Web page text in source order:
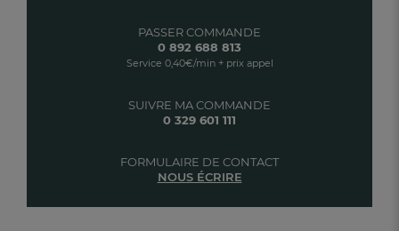
SUIVRE MA COMMANDE
0 329 601 111
PASSER COMMANDE
0 892 688 813
Service 0,40€/min + prix appel
FORMULAIRE DE CONTACT
NOUS ÉCRIRE